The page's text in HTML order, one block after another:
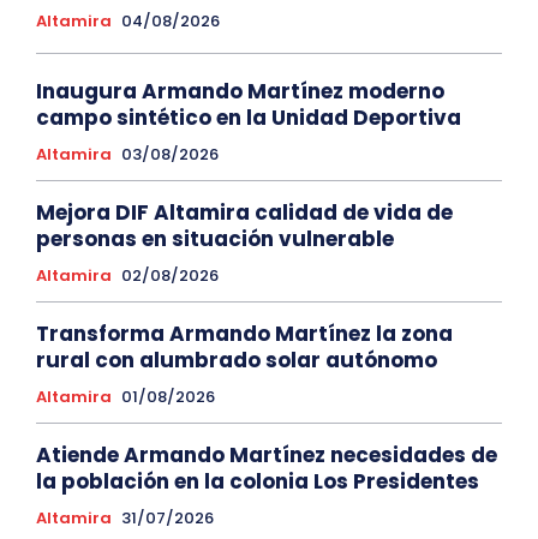
Altamira 04/08/2026
Inaugura Armando Martínez moderno
campo sintético en la Unidad Deportiva
Altamira 03/08/2026
Mejora DIF Altamira calidad de vida de
personas en situación vulnerable
Altamira 02/08/2026
Transforma Armando Martínez la zona
rural con alumbrado solar autónomo
Altamira 01/08/2026
Atiende Armando Martínez necesidades de
la población en la colonia Los Presidentes
Altamira 31/07/2026